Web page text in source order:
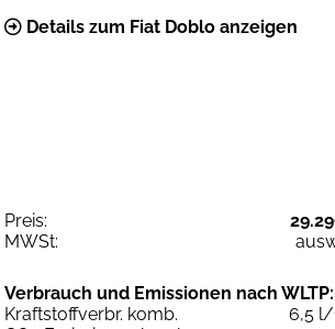
Details zum Fiat Doblo anzeigen
Preis:
MWSt:
Verbrauch und Emissionen nach WLTP:
Kraftstoffverbr. komb.
6,5 l/